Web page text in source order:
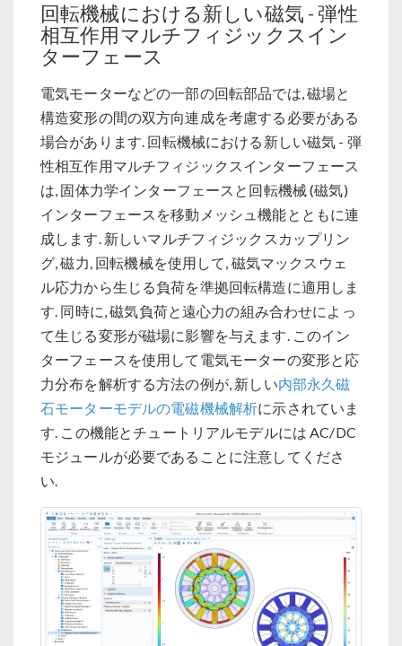
回転機械における新しい磁気 - 弾性
相互作用マルチフィジックスイン
ターフェース
電気モーターなどの一部の回転部品では, 磁場と
構造変形の間の双方向連成を考慮する必要がある
場合があります. 回転機械における新しい磁気 - 弾
性相互作用マルチフィジックスインターフェース
は, 固体力学インターフェースと回転機械 (磁気)
インターフェースを移動メッシュ機能とともに連
成します. 新しいマルチフィジックスカップリン
グ, 磁力, 回転機械を使用して, 磁気マックスウェ
ル応力から生じる負荷を準拠回転構造に適用しま
す. 同時に, 磁気負荷と遠心力の組み合わせによっ
て生じる変形が磁場に影響を与えます. このイン
ターフェースを使用して電気モーターの変形と応
力分布を解析する方法の例が, 新しい内部永久磁
石モーターモデルの電磁機械解析に示されていま
す. この機能とチュートリアルモデルには AC/DC
モジュールが必要であることに注意してくださ
い.